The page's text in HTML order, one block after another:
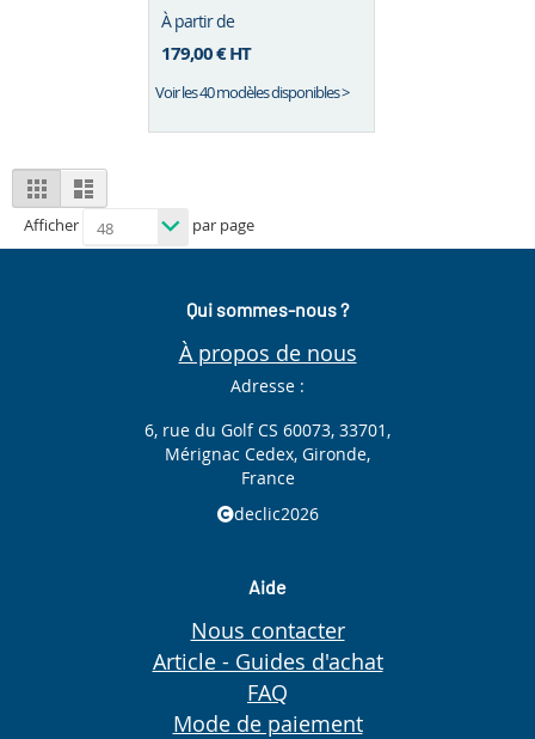
À partir de
179,00 €HT
Voir les 40 modèles disponibles >
View
as
Grid List
Afficher par page
Qui sommes-nous ?
À propos de nous
Adresse :
6, rue du Golf CS 60073, 33701,
Mérignac Cedex, Gironde,
France
declic2026
Aide
Nous contacter
Article - Guides d'achat
FAQ
Mode de paiement